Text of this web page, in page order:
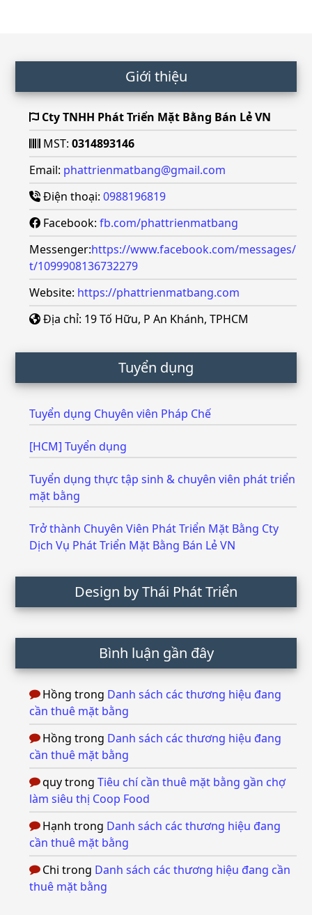
Footer Giới thiệu
Cty TNHH Phát Triển Mặt Bằng Bán Lẻ VN
MST: 0314893146
Email: phattrienmatbang@gmail.com
Điện thoại: 0988196819
Facebook:fb.com/phattrienmatbang
Messenger:https://www.facebook.com/messages/
t/1099908136732279
Website: https://phattrienmatbang.com
Địa chỉ: 19 Tố Hữu, P An Khánh, TPHCM
Tuyển dụng
Tuyển dụng Chuyên viên Pháp Chế
[HCM] Tuyển dụng
Tuyển dụng thực tập sinh & chuyên viên phát triển
mặt bằng
Trở thành Chuyên Viên Phát Triển Mặt Bằng Cty
Dịch Vụ Phát Triển Mặt Bằng Bán Lẻ VN
Design by Thái Phát Triển
Bình luận gần đây
Hồng trong Danh sách các thương hiệu đang
cần thuê mặt bằng
Hồng trong Danh sách các thương hiệu đang
cần thuê mặt bằng
quytrongTiêu chí cần thuê mặt bằng gần chợ
làm siêu thị Coop Food
Hạnh trong Danh sách các thương hiệu đang
cần thuê mặt bằng
Chi trong Danh sách các thương hiệu đang cần
thuê mặt bằng